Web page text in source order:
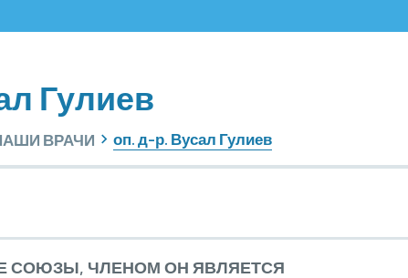
Гулиев
ВРАЧИ оп. д-р. Вусал Гулиев
СОЮЗЫ, ЧЛЕНОМ ОН ЯВЛЯЕТСЯ